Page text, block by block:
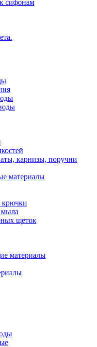
сифонам
карнизы, поручни
материалы
крючки
щеток
материалы